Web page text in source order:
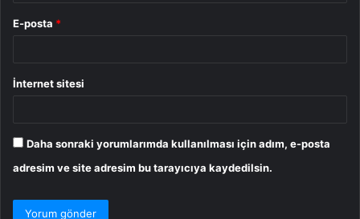
E-posta *
İnternet sitesi
Daha sonraki yorumlarımda kullanılması için adım, e-posta
adresim ve site adresim bu tarayıcıya kaydedilsin.